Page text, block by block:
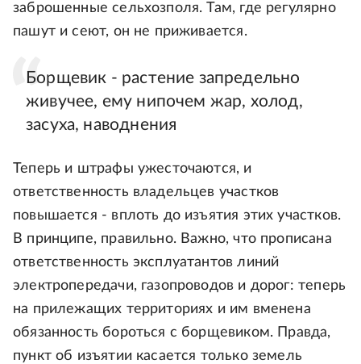
заброшенные сельхозполя. Там, где регулярно
пашут и сеют, он не приживается.
Борщевик - растение запредельно
живучее, ему нипочем жар, холод,
засуха, наводнения
Теперь и штрафы ужесточаются, и
ответственность владельцев участков
повышается - вплоть до изъятия этих участков.
В принципе, правильно. Важно, что прописана
ответственность эксплуатантов линий
электропередачи, газопроводов и дорог: теперь
на прилежащих территориях и им вменена
обязанность бороться с борщевиком. Правда,
пункт об изъятии касается только земель